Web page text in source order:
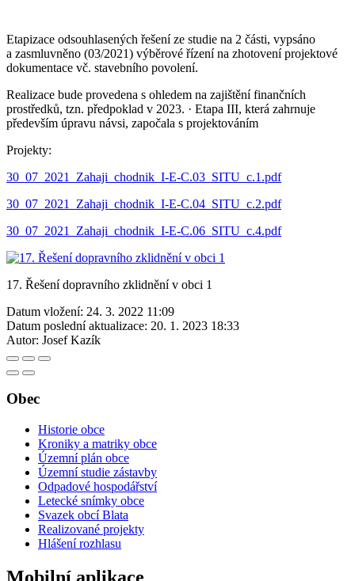
Etapizace odsouhlasených řešení ze studie na 2 části, vypsáno
a zasmluvněno (03/2021) výběrové řízení na zhotovení projektové
dokumentace vč. stavebního povolení.
Realizace bude provedena s ohledem na zajištění finančních
prostředků, tzn. předpoklad v 2023. · Etapa III, která zahrnuje
především úpravu návsi, započala s projektováním
Projekty:
30_07_2021_Zahaji_chodnik_I-E-C.03_SITU_c.1.pdf
30_07_2021_Zahaji_chodnik_I-E-C.04_SITU_c.2.pdf
30_07_2021_Zahaji_chodnik_I-E-C.06_SITU_c.4.pdf
17. Řešení dopravního zklidnění v obci 1
Datum vložení: 24. 3. 2022 11:09
Datum poslední aktualizace: 20. 1. 2023 18:33
Autor: Josef Kazík
Obec
Historie obce
Kroniky a matriky obce
Územní plán obce
Územní studie zástavby
Odpadové hospodářství
Letecké snímky obce
Svazek obcí Blata
Realizované projekty
Hlášení rozhlasu